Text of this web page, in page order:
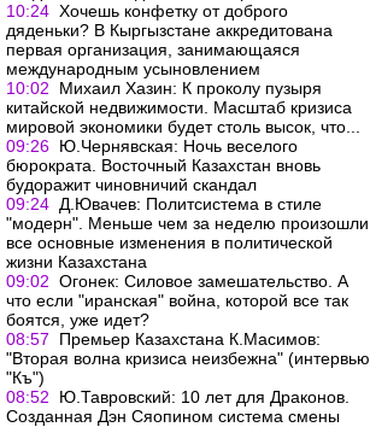
10:24 Хочешь конфетку от доброго
дяденьки? В Кыргызстане аккредитована
первая организация, занимающаяся
международным усыновлением
10:02
Михаил Хазин: К проколу пузыря
китайской недвижимости. Масштаб кризиса
мировой экономики будет столь высок, что...
09:26 Ю.Чернявская: Ночь веселого
бюрократа. Восточный Казахстан вновь
будоражит чиновничий скандал
09:24 Д.Ювачев: Политсистема в стиле
"модерн". Меньше чем за неделю произошли
все основные изменения в политической
жизни Казахстана
09:02 Огонек: Силовое замешательство. А
что если "иранская" война, которой все так
боятся, уже идет?
08:57
Премьер Казахстана К.Масимов:
"Вторая волна кризиса неизбежна" (интервью
"Къ")
08:52
Ю.Тавровский: 10 лет для Драконов.
Созданная Дэн Сяопином система смены